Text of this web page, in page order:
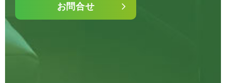
お問合せ